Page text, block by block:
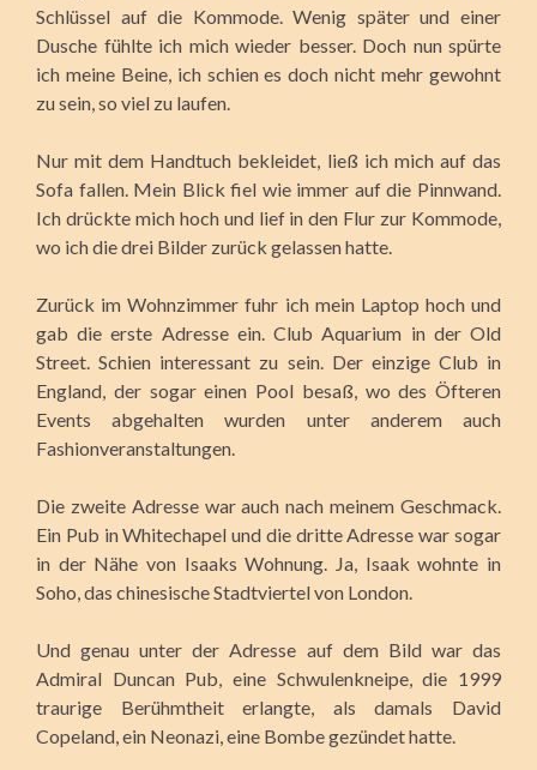
Schlüssel auf die Kommode. Wenig später und einer
Dusche fühlte ich mich wieder besser. Doch nun spürte
ich meine Beine, ich schien es doch nicht mehr gewohnt
zu sein, so viel zu laufen.
Nur mit dem Handtuch bekleidet, ließ ich mich auf das
Sofa fallen. Mein Blick fiel wie immer auf die Pinnwand.
Ich drückte mich hoch und lief in den Flur zur Kommode,
wo ich die drei Bilder zurück gelassen hatte.
Zurück im Wohnzimmer fuhr ich mein Laptop hoch und
gab die erste Adresse ein. Club Aquarium in der Old
Street. Schien interessant zu sein. Der einzige Club in
England, der sogar einen Pool besaß, wo des Öfteren
Events abgehalten wurden unter anderem auch
Fashionveranstaltungen.
Die zweite Adresse war auch nach meinem Geschmack.
Ein Pub in Whitechapel und die dritte Adresse war sogar
in der Nähe von Isaaks Wohnung. Ja, Isaak wohnte in
Soho, das chinesische Stadtviertel von London.
Und genau unter der Adresse auf dem Bild war das
Admiral Duncan Pub, eine Schwulenkneipe, die 1999
traurige Berühmtheit erlangte, als damals David
Copeland, ein Neonazi, eine Bombe gezündet hatte.